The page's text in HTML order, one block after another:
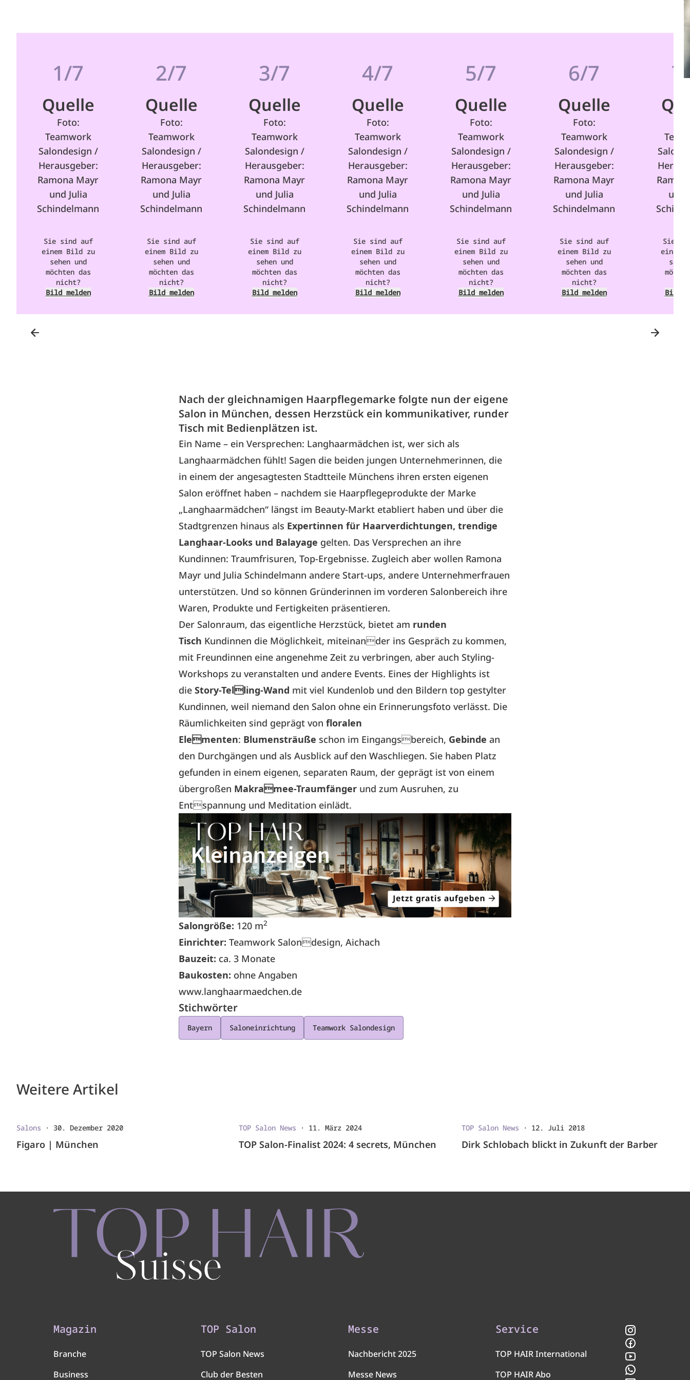
1/7
Quelle
Foto:
Teamwork
Salondesign /
Herausgeber:
Ramona Mayr
und Julia
Schindelmann
Sie sind auf
einem Bild zu
sehen und
möchten das
nicht?
Bild melden
2/7
Quelle
Foto:
Teamwork
Salondesign /
Herausgeber:
Ramona Mayr
und Julia
Schindelmann
Sie sind auf
einem Bild zu
sehen und
möchten das
nicht?
Bild melden
3/7
Quelle
Foto:
Teamwork
Salondesign /
Herausgeber:
Ramona Mayr
und Julia
Schindelmann
Sie sind auf
einem Bild zu
sehen und
möchten das
nicht?
Bild melden
4/7
Quelle
Foto:
Teamwork
Salondesign /
Herausgeber:
Ramona Mayr
und Julia
Schindelmann
Sie sind auf
einem Bild zu
sehen und
möchten das
nicht?
Bild melden
5/7
Quelle
Foto:
Teamwork
Salondesign /
Herausgeber:
Ramona Mayr
und Julia
Schindelmann
Sie sind auf
einem Bild zu
sehen und
möchten das
nicht?
Bild melden
6/7
Quelle
Foto:
Teamwork
Salondesign /
Herausgeber:
Ramona Mayr
und Julia
Schindelmann
Sie sind auf
einem Bild zu
sehen und
möchten das
nicht?
Bild melden
und
Sie
einem
Bild
Nach der gleichnamigen Haarpflegemarke folgte nun der eigene
Salon in München, dessen Herzstück ein kommunikativer, runder
Tisch mit Bedienplätzen ist.
Ein Name – ein Versprechen: Langhaarmädchen ist, wer sich als
Langhaarmädchen fühlt! Sagen die beiden jungen Unternehmerinnen, die
in einem der angesagtesten Stadtteile Münchens ihren ersten eigenen
Salon eröffnet haben – nachdem sie Haarpflegeprodukte der Marke
„Langhaarmädchen“ längst im Beauty-Markt etabliert haben und über die
Stadtgrenzen hinaus als Expertinnen für Haarverdichtungen, trendige
Langhaar-Looks und Balayage gelten. Das Versprechen an ihre
Kundinnen: Traumfrisuren, Top-Ergebnisse. Zugleich aber wollen Ramona
Mayr und Julia Schindelmann andere Start-ups, andere Unternehmerfrauen
unterstützen. Und so können Gründerinnen im vorderen Salonbereich ihre
Waren, Produkte und Fertigkeiten präsentieren.
Der Salonraum, das eigentliche Herzstück, bietet am runden
Tisch Kundinnen die Möglichkeit, miteinander ins Gespräch zu kommen,
mit Freundinnen eine angenehme Zeit zu verbringen, aber auch Styling-
Workshops zu veranstalten und andere Events. Eines der Highlights ist
die Story-Telling-Wand mit viel Kundenlob und den Bildern top gestylter
Kundinnen, weil niemand den Salon ohne ein Erinnerungsfoto verlässt. Die
Räumlichkeiten sind geprägt von floralen
Elementen: Blumensträuße schon im Eingangsbereich, Gebinde an
den Durchgängen und als Ausblick auf den Waschliegen. Sie haben Platz
gefunden in einem eigenen, separaten Raum, der geprägt ist von einem
übergroßen Makramee-Traumfänger und zum Ausruhen, zu
Entspannung und Meditation einlädt.
Salongröße: 120 m2
Einrichter: Teamwork Salondesign, Aichach
Bauzeit: ca. 3 Monate
Baukosten: ohne Angaben
www.langhaarmaedchen.de
Stichwörter
Bayern Saloneinrichtung Teamwork Salondesign
Weitere Artikel
Salons · 30. Dezember 2020
Figaro | München
TOP Salon News · 11. März 2024
TOP Salon-Finalist 2024: 4 secrets, München
TOP Salon News · 12. Juli 2018
Dirk Schlobach blickt in Zukunft der Barber
Magazin
Branche
Business
TOP Salon
TOP Salon News
Club der Besten
Messe
Nachbericht 2025
Messe News
Service
TOP HAIR International
TOP HAIR Abo